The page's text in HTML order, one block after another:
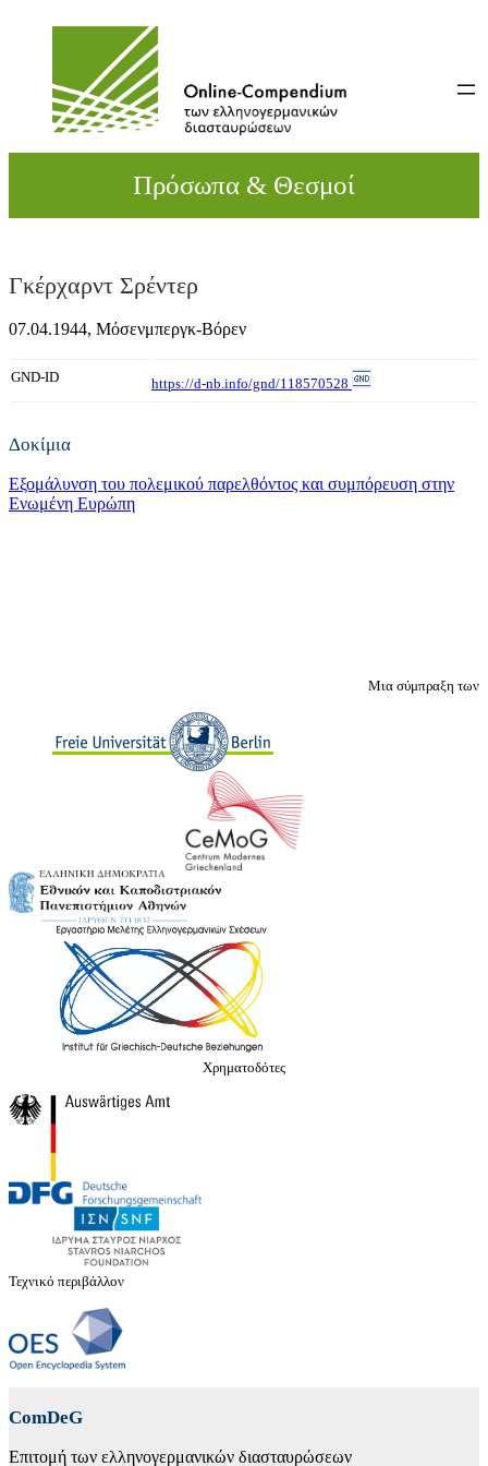
Πρόσωπα & Θεσμοί
Γκέρχαρντ Σρέντερ
07.04.1944, Μόσενμπεργκ-Βόρεν
GND-ID https://d-nb.info/gnd/118570528
Δοκίμια
Εξομάλυνση του πολεμικού παρελθόντος και συμπόρευση στην
Ενωμένη Ευρώπη
Μια σύμπραξη των
Χρηματοδότες
Τεχνικό περιβάλλον
ComDeG
Επιτομή των ελληνογερμανικών διασταυρώσεων